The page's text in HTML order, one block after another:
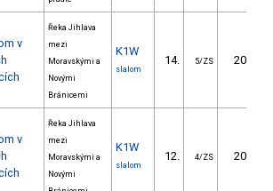
v
Řeka Jihlava
mezi
Moravskými a
Novými
Bránicemi
K1W
slalom
14. 5/ZS 20.50
v
Řeka Jihlava
mezi
Moravskými a
Novými
K1W
slalom
12. 4/ZS 20.90